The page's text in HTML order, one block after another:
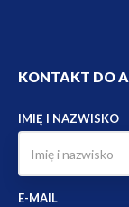
KONTAKT DO
IMIĘ I NAZWISKO
E-MAIL